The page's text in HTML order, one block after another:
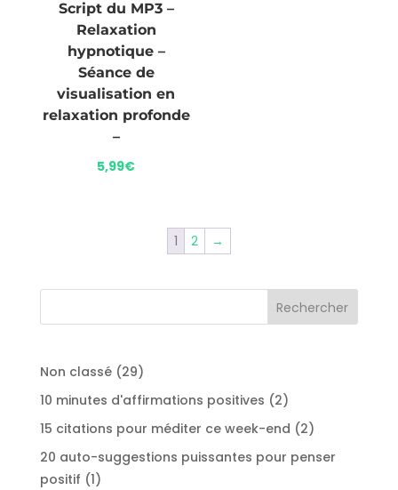
Script du MP3 –
Relaxation
hypnotique –
Séance de
visualisation en
relaxation profonde
–
5,99€
1 2 →
Non classé 2929
produits
10 minutes d'affirmations positives 22
produits
15 citations pour méditer ce week-end 22
produits
20 auto-suggestions puissantes pour penser
positif 11